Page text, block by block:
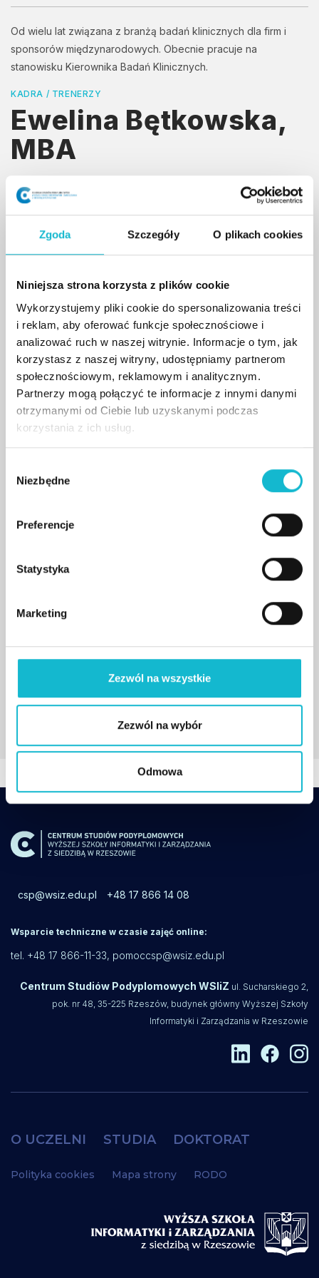
Zgoda Szczegóły O plikach cookies
Niniejsza strona korzysta z plików cookie
Wykorzystujemy pliki cookie do spersonalizowania treści
i reklam, aby oferować funkcje społecznościowe i
analizować ruch w naszej witrynie. Informacje o tym, jak
korzystasz z naszej witryny, udostępniamy partnerom
społecznościowym, reklamowym i analitycznym.
Partnerzy mogą połączyć te informacje z innymi danymi
otrzymanymi od Ciebie lub uzyskanymi podczas
korzystania z ich usług.
Niezbędne
Preferencje
Statystyka
Marketing
Zezwól na wszystkie
Zezwól na wybór
Odmowa
Od wielu lat związana z branżą badań klinicznych dla firm i
sponsorów międzynarodowych. Obecnie pracuje na
stanowisku Kierownika Badań Klinicznych.
KADRA / TRENERZY
Ewelina Bętkowska,
MBA
Posiada wieloletnie doświadczenie w obszarze
badań klinicznych faz I–IV, pełniąc funkcje
Koordynatora projektów, Monitora Badań
Klinicznych (region EMEA) oraz Kierownika Badań
występuje jako wykładowca na studiach
podyplomowych, doktoranckich oraz jako
współorganizator konferencji naukowych.
Specjalizuje się w standardach ICH GCP,
zarządzaniu projektami oraz zespołami
badawczymi. Jest autorką programów studiów
podyplomowych z zakresu badań klinicznych
oraz warsztatów dla profesjonalistów sektora
opieki zdrowotnej.
Od wielu lat związana z branżą badań
międzynarodowymi. Obecnie pełni funkcję
Z tym wykładowcą spotkasz się między innymi
Monitorowanie i koordynacja badań klinicznych
csp@wsiz.edu.pl +48 17 866 14 08
Wsparcie techniczne w czasie zajęć online:
tel. +48 17 866-11-33, pomoccsp@wsiz.edu.pl
Centrum Studiów Podyplomowych WSIiZ ul. Sucharskiego 2,
pok. nr 48, 35-225 Rzeszów, budynek główny Wyższej Szkoły
Informatyki i Zarządzania w Rzeszowie
O UCZELNI STUDIA DOKTORAT
Polityka cookies Mapa strony RODO